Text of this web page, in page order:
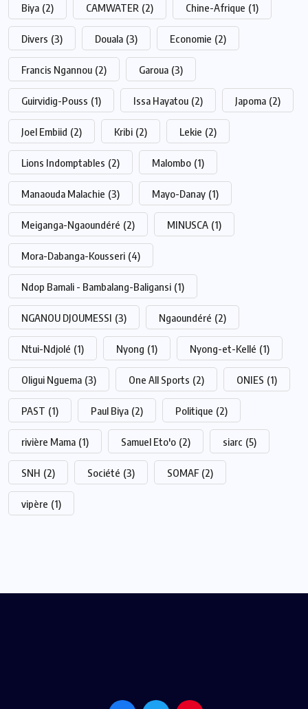
Biya (2) CAMWATER (2) Chine-Afrique (1)
Divers (3) Douala (3) Economie (2)
Francis Ngannou (2) Garoua (3)
Guirvidig-Pouss (1) Issa Hayatou (2) Japoma (2)
Joel Embiid (2) Kribi (2) Lekie (2)
Lions Indomptables (2) Malombo (1)
Manaouda Malachie (3) Mayo-Danay (1)
Meiganga-Ngaoundéré (2) MINUSCA (1)
Mora-Dabanga-Kousseri (4)
Ndop Bamali - Bambalang-Baligansi (1)
NGANOU DJOUMESSI (3) Ngaoundéré (2)
Ntui-Ndjolé (1) Nyong (1) Nyong-et-Kellé (1)
Oligui Nguema (3) One All Sports (2) ONIES (1)
PAST (1) Paul Biya (2) Politique (2)
rivière Mama (1) Samuel Eto'o (2) siarc (5)
SNH (2) Société (3) SOMAF (2)
vipère (1)